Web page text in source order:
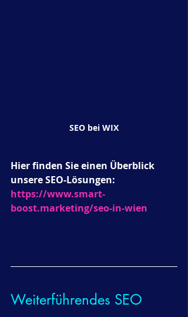
SEO bei WIX
Hier finden Sie einen Überblick
unsere SEO-Lösungen:
https://www.smart-
boost.marketing/seo-in-wien
Weiterführendes SEO